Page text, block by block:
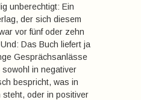
unberechtigt: Ein
der sich diesem
vor fünf oder zehn
Das Buch liefert ja
Gesprächsanlässe
in negativer
bespricht, was in
steht, oder in positiver